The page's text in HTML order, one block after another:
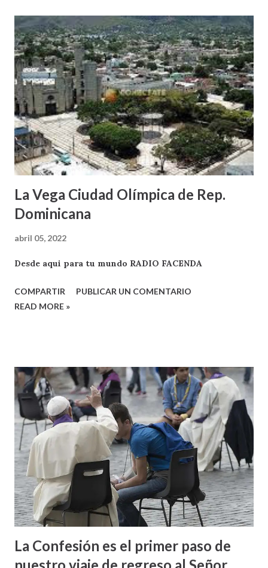
La Vega Ciudad Olímpica de Rep.
Dominicana
abril 05, 2022
Desde aqui para tu mundo RADIO FACENDA
COMPARTIR
PUBLICAR UN COMENTARIO
READ MORE »
La Confesión es el primer paso de
nuestro viaje de regreso al Señor